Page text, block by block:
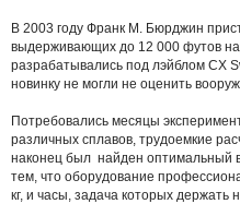
В 2003 году Франк М. Бюрджин
выдерживающих до 12 000 футов
разрабатывались под лэйблом CX
новинку не могли не оценить
Потребовались месяцы
различных сплавов, трудоемкие
наконец был найден оптимальный
тем, что оборудование
кг, и часы, задача которых